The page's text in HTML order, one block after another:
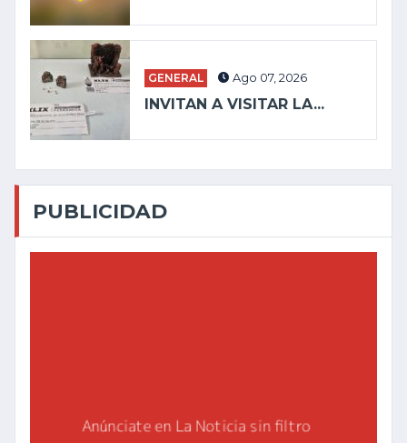
GENERAL Ago 07, 2026
INVITAN A VISITAR LA...
PUBLICIDAD